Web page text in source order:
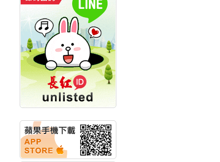
新光人壽保險:新壽Q1外
價金將達996億
宇辰系統科技:宇辰業績
創新高 啟動興櫃轉上櫃
計畫
明緯企業:明緯永續科技
競賽 以電源驅動善的力
量
秀育企業:秀育SHO-U儲
能系統 獲國內首張CNS
認證
聯博投信:聯博00404A
從容擁抱台股主流
華旭先進:代重要子公司
碩通散熱股份有限公司
公告董事會通過發言人
及代理發